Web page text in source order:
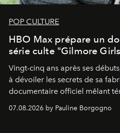
POP CULTURE
HBO Max prépare un
série culte "Gilmore
Vingt-cinq ans après ses
à dévoiler les secrets de sa
documentaire officiel mêlant
inédites et plongée dans les
générationnel.
07.08.2026 by Pauline Borgogno